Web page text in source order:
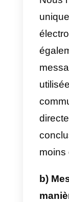
de
les